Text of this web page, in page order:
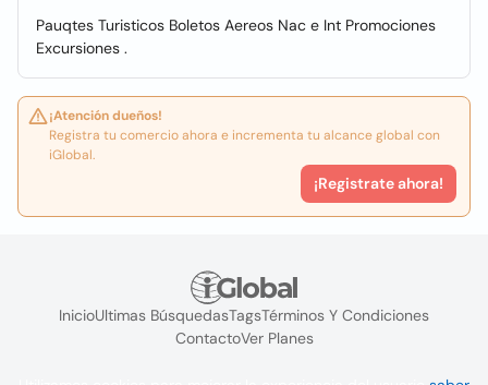
Pauqtes Turisticos Boletos Aereos Nac e Int Promociones
Excursiones .
¡Atención dueños!
Registra tu comercio ahora e incrementa tu alcance global con
iGlobal.
¡Registrate ahora!
InicioUltimas BúsquedasTagsTérminos Y Condiciones
ContactoVer Planes